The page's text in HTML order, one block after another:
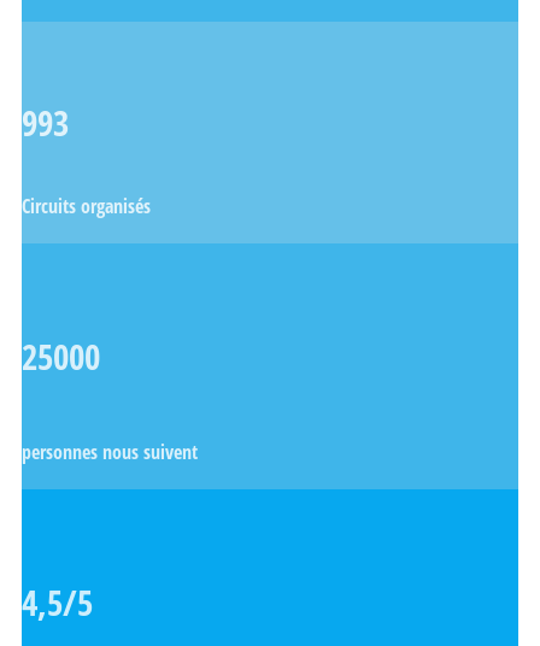
993
Circuits organisés
25000
personnes nous suivent
4,5/5